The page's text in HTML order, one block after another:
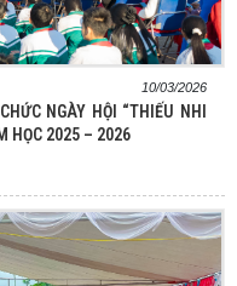
10/03/2026
NGÀY HỘI “THIẾU NHI
HỌC 2025 – 2026